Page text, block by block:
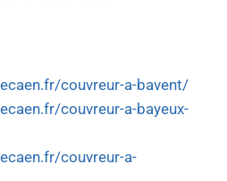
couvreur-a-bavent/
couvreur-a-bayeux-
couvreur-a-